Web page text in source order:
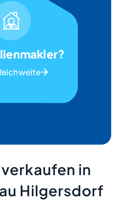
in
Hilgersdorf